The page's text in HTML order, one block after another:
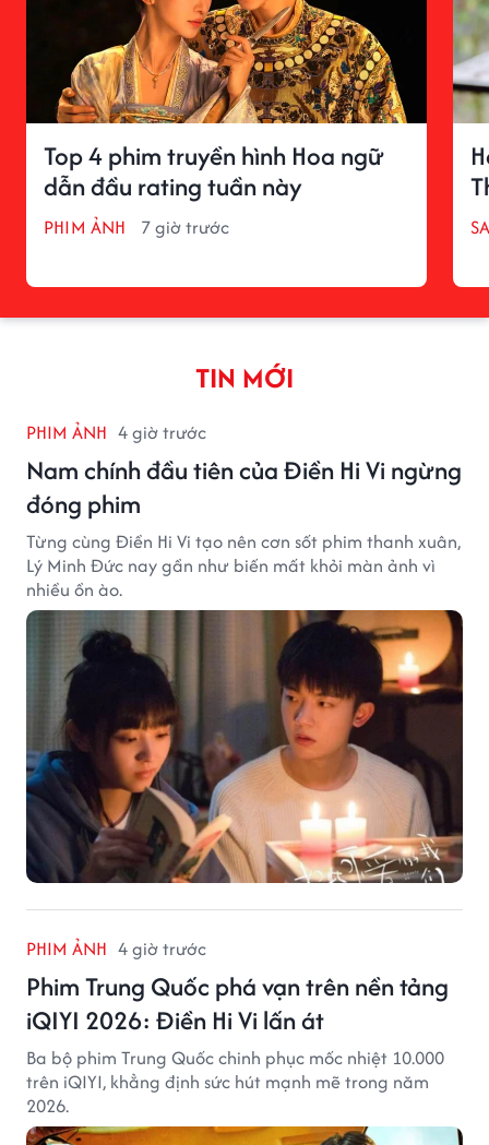
Top 4 phim truyền hình Hoa ngữ
dẫn đầu rating tuần này
PHIM ẢNH 7 giờ trước
TIN MỚI
PHIM ẢNH 4 giờ trước
Nam chính đầu tiên của Điền Hi Vi ngừng
đóng phim
Từng cùng Điền Hi Vi tạo nên cơn sốt phim thanh xuân,
Lý Minh Đức nay gần như biến mất khỏi màn ảnh vì
nhiều ồn ào.
PHIM ẢNH 4 giờ trước
Phim Trung Quốc phá vạn trên nền tảng
iQIYI 2026: Điền Hi Vi lấn át
Ba bộ phim Trung Quốc chinh phục mốc nhiệt 10.000
trên iQIYI, khẳng định sức hút mạnh mẽ trong năm
2026.